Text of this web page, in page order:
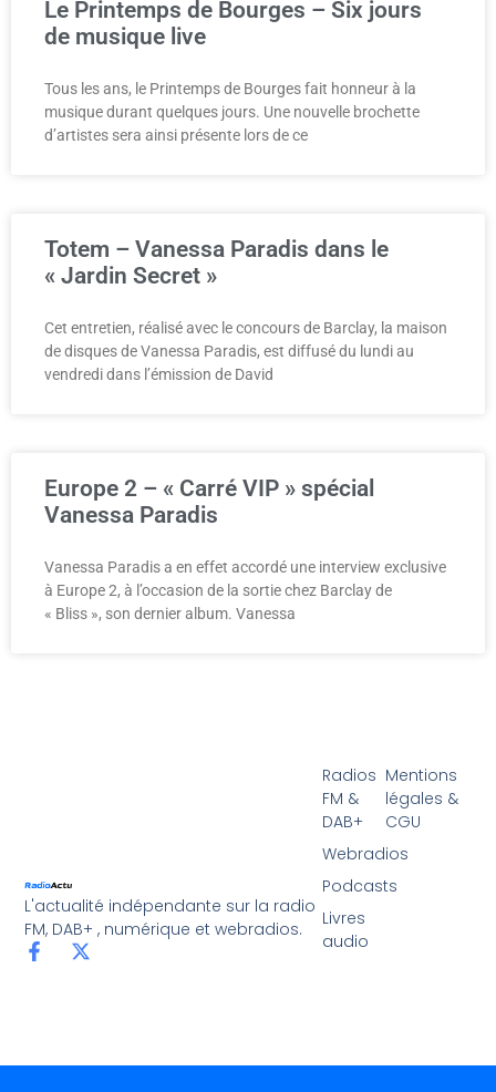
Le Printemps de Bourges – Six jours
de musique live
Tous les ans, le Printemps de Bourges fait honneur à la
musique durant quelques jours. Une nouvelle brochette
d’artistes sera ainsi présente lors de ce
Totem – Vanessa Paradis dans le
« Jardin Secret »
Cet entretien, réalisé avec le concours de Barclay, la maison
de disques de Vanessa Paradis, est diffusé du lundi au
vendredi dans l’émission de David
Europe 2 – « Carré VIP » spécial
Vanessa Paradis
Vanessa Paradis a en effet accordé une interview exclusive
à Europe 2, à l’occasion de la sortie chez Barclay de
« Bliss », son dernier album. Vanessa
L'actualité indépendante sur la radio
FM, DAB+ , numérique et webradios.
Radios
FM &
DAB+
Webradios
Podcasts
Livres
audio
Mentions
légales &
CGU